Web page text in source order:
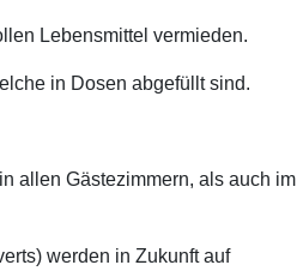
Lebensmittel vermieden.
in Dosen abgefüllt sind.
allen Gästezimmern, als auch im
werden in Zukunft auf